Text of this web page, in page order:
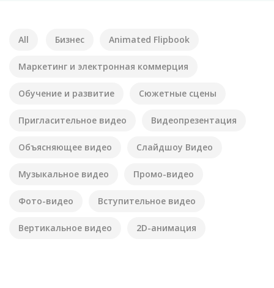
All Бизнес Animated Flipbook
Маркетинг и электронная коммерция
Обучение и развитие Сюжетные сцены
Пригласительное видео Видеопрезентация
Объясняющее видео Слайдшоу Видео
Музыкальное видео Промо-видео
Фото-видео Вступительное видео
Вертикальное видео 2D-анимация